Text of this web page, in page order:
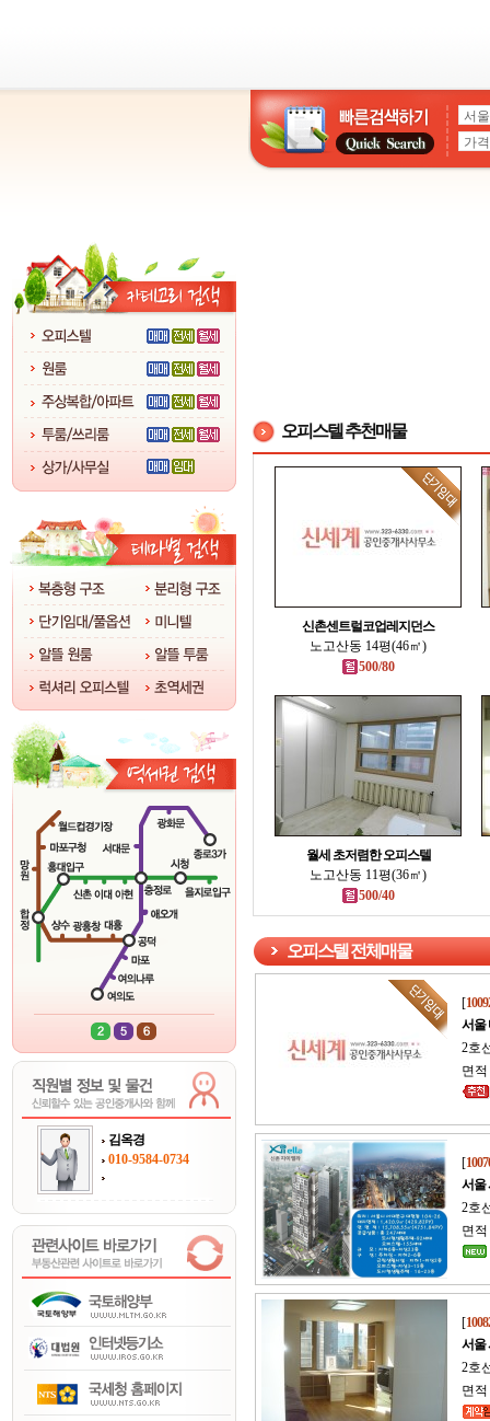
김옥경
010-9584-0734
오피스텔 추천매물
신촌센트럴코업레지던스
노고산동 14평(46㎡)
500/80
월세 초저렴한 오피스텔
노고산동 11평(36㎡)
500/40
오피스텔 전체매물
[
서울
2호
면
[
서울
2호
면
[
서울
2호
면